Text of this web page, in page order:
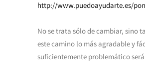
http://www.puedoayudarte.es/
No se trata sólo de cambiar, sino
este camino lo más agradable y
suficientemente problemático